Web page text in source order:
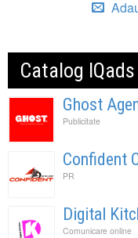
Catalog IQads
Ghost
Publicitate
Confident
PR
Digital
Comunicare online